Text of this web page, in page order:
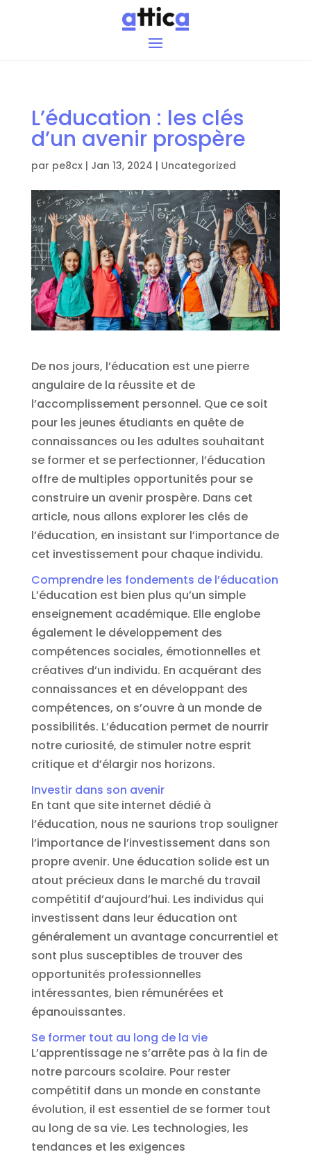
L’éducation : les clés
d’un avenir prospère
par pe8cx| Jan 13, 2024 | Uncategorized
De nos jours, l’éducation est une pierre
angulaire de la réussite et de
l’accomplissement personnel. Que ce soit
pour les jeunes étudiants en quête de
connaissances ou les adultes souhaitant
se former et se perfectionner, l’éducation
offre de multiples opportunités pour se
construire un avenir prospère. Dans cet
article, nous allons explorer les clés de
l’éducation, en insistant sur l’importance de
cet investissement pour chaque individu.
Comprendre les fondements de l’éducation
L’éducation est bien plus qu’un simple
enseignement académique. Elle englobe
également le développement des
compétences sociales, émotionnelles et
créatives d’un individu. En acquérant des
connaissances et en développant des
compétences, on s’ouvre à un monde de
possibilités. L’éducation permet de nourrir
notre curiosité, de stimuler notre esprit
critique et d’élargir nos horizons.
Investir dans son avenir
En tant que site internet dédié à
l’éducation, nous ne saurions trop souligner
l’importance de l’investissement dans son
propre avenir. Une éducation solide est un
atout précieux dans le marché du travail
compétitif d’aujourd’hui. Les individus qui
investissent dans leur éducation ont
généralement un avantage concurrentiel et
sont plus susceptibles de trouver des
opportunités professionnelles
intéressantes, bien rémunérées et
épanouissantes.
Se former tout au long de la vie
L’apprentissage ne s’arrête pas à la fin de
notre parcours scolaire. Pour rester
compétitif dans un monde en constante
évolution, il est essentiel de se former tout
au long de sa vie. Les technologies, les
tendances et les exigences